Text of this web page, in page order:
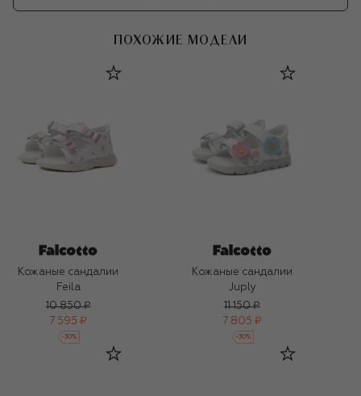
ПОХОЖИЕ МОДЕЛИ
Кожаные сандалии
Feila
10 850 ₽
7 595 ₽
-30%
Кожаные сандалии
Juply
11 150 ₽
7 805 ₽
-30%